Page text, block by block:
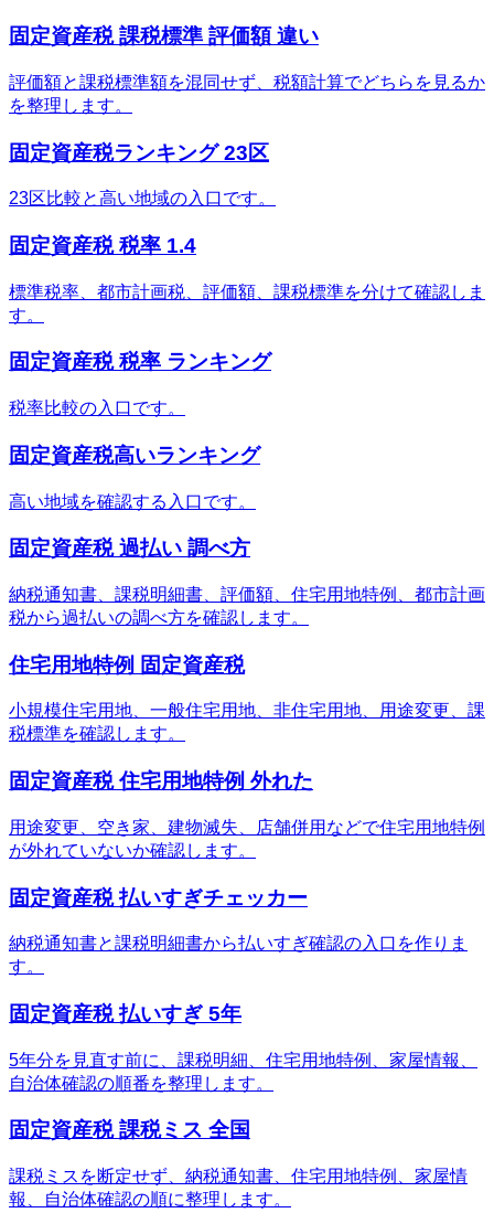
固定資産税 課税標準 評価額 違い
評価額と課税標準額を混同せず、税額計算でどちらを見るか
を整理します。
固定資産税ランキング 23区
23区比較と高い地域の入口です。
固定資産税 税率 1.4
標準税率、都市計画税、評価額、課税標準を分けて確認しま
す。
固定資産税 税率 ランキング
税率比較の入口です。
固定資産税高いランキング
高い地域を確認する入口です。
固定資産税 過払い 調べ方
納税通知書、課税明細書、評価額、住宅用地特例、都市計画
税から過払いの調べ方を確認します。
住宅用地特例 固定資産税
小規模住宅用地、一般住宅用地、非住宅用地、用途変更、課
税標準を確認します。
固定資産税 住宅用地特例 外れた
用途変更、空き家、建物滅失、店舗併用などで住宅用地特例
が外れていないか確認します。
固定資産税 払いすぎチェッカー
納税通知書と課税明細書から払いすぎ確認の入口を作りま
す。
固定資産税 払いすぎ 5年
5年分を見直す前に、課税明細、住宅用地特例、家屋情報、
自治体確認の順番を整理します。
固定資産税 課税ミス 全国
課税ミスを断定せず、納税通知書、住宅用地特例、家屋情
報、自治体確認の順に整理します。